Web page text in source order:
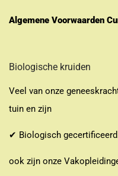
Algemene Voorwaarden
Biologische kruiden
Veel van onze
tuin en zijn
✔ Biologisch
ook zijn onze